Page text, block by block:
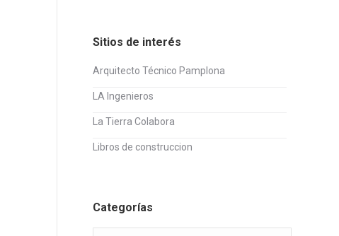
Sitios de interés
Arquitecto Técnico Pamplona
LA Ingenieros
La Tierra Colabora
Libros de construccion
Categorías